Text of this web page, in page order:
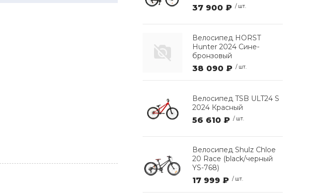
37 900 ₽ / шт.
Велосипед HORST
Hunter 2024 Сине-
бронзовый
38 090 ₽ / шт.
Велосипед TSB ULT24 S
2024 Красный
56 610 ₽ / шт.
Велосипед Shulz Chloe
20 Race (black/черный
YS-768)
17 999 ₽ / шт.